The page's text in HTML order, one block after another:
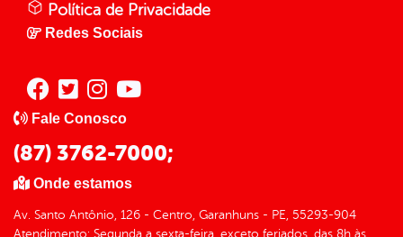
Política de Privacidade
Redes Sociais
Fale Conosco
(87) 3762-7000;
Onde estamos
Av. Santo Antônio, 126 - Centro, Garanhuns - PE, 55293-904
Atendimento: Segunda a sexta-feira, exceto feriados, das 8h às